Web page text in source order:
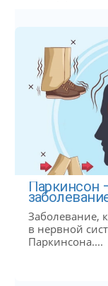
Паркинсон
Заболевание,
в нервной
Паркинсона....